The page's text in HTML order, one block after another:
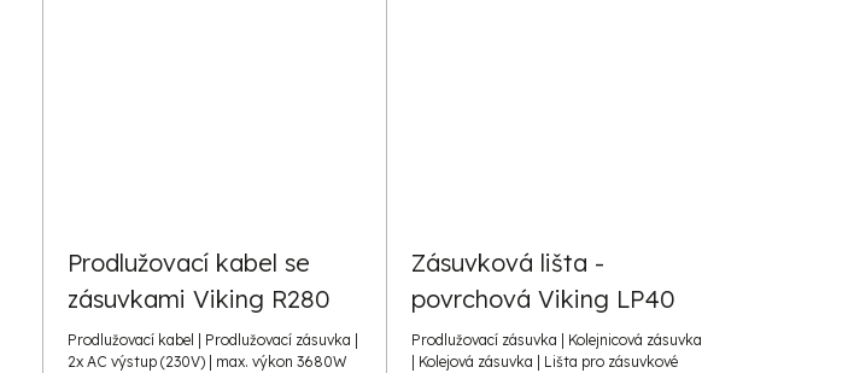
Prodlužovací kabel se
zásuvkami Viking R280
Prodlužovací kabel | Prodlužovací zásuvka |
2x AC výstup (230V) | max. výkon 3680W
Zásuvková lišta -
povrchová Viking LP40
Prodlužovací zásuvka | Kolejnicová zásuvka
| Kolejová zásuvka | Lišta pro zásuvkové